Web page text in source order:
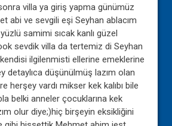
villa ya giriş yapma günümüz
abi ve sevgili eşi Seyhan ablacım
samimi sıcak kanlı güzel
sevdik villa da tertemiz di Seyhan
ilgilenmisti ellerine emeklerine
detaylıca düşünülmüş lazım olan
herşey vardı mikser kek kalıbı bile
belki anneler çocuklarına kek
olur diye;)hiç birşeyin eksikliğini